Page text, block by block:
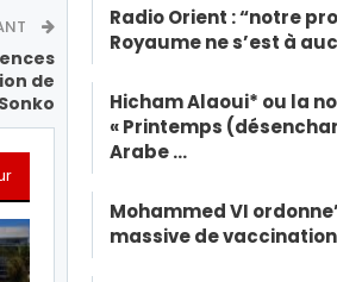
de
Radio Orient : “notre
Royaume ne s’est à
Hicham Alaoui* ou la
« Printemps
Arabe …
Mohammed VI
massive de